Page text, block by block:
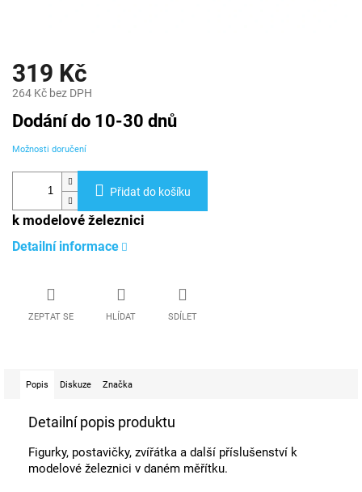
319 Kč
264 Kč bez DPH
Měrná
cena:
Dodání do 10-30 dnů
Možnosti doručení
Přidat do košíku
k modelové železnici
Detailní informace
ZEPTAT SE HLÍDAT SDÍLET
Popis Diskuze Značka
Detailní popis produktu
Figurky, postavičky, zvířátka a další příslušenství k
modelové železnici v daném měřítku.